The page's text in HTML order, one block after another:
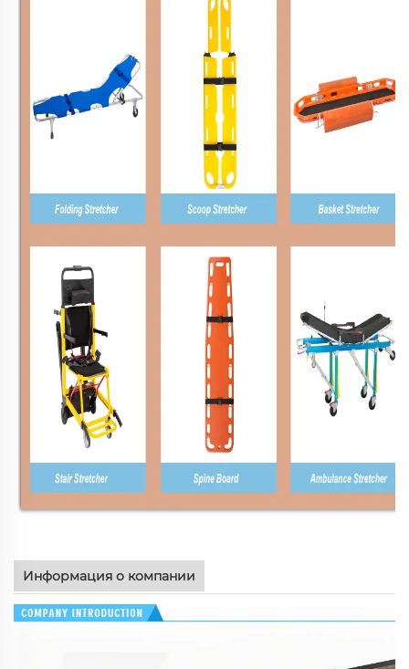
Информация о компании